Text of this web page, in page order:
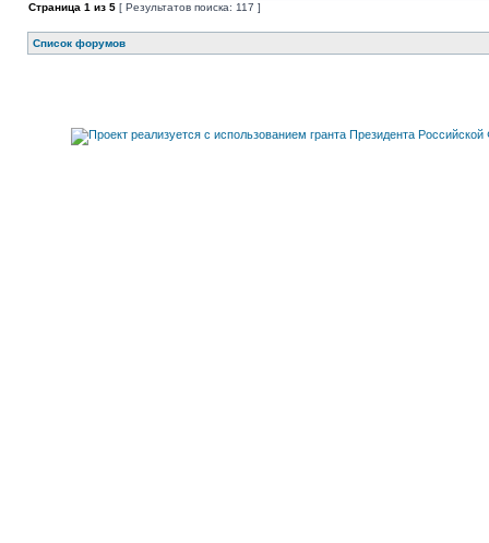
Страница 1 из 5 [ Результатов поиска: 117 ]
Список форумов